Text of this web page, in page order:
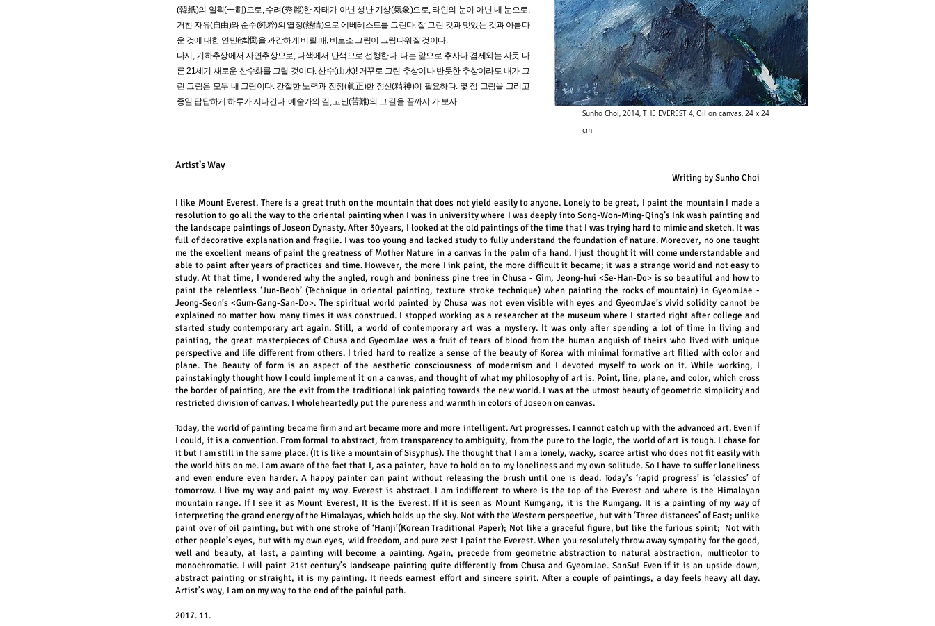
(韓紙)의 일획(一劃)으로, 수려(秀麗)한 자태가 아닌 성난 기상(氣象)으로, 타인의 눈이 아닌 내 눈으로,
거친 자유(自由)와 순수(純粹)의 열정(熱情)으로 에베레스트를 그린다. 잘 그린 것과 멋있는 것과 아름다
운 것에 대한 연민(憐憫)을 과감하게 버릴 때, 비로소 그림이 그림다워질 것이다.
다시, 기하추상에서 자연추상으로, 다색에서 단색으로 선행한다. 나는 앞으로 추사나 겸제와는 사뭇 다
른 21세기 새로운 산수화를 그릴 것이다. 산수(山水)! 거꾸로 그린 추상이나 반듯한 추상이라도 내가 그
린 그림은 모두 내 그림이다. 간절한 노력과 진정(眞正)한 정신(精神)이 필요하다. 몇 점 그림을 그리고
종일 답답하게 하루가 지나간다. 예술가의 길, 고난(苦難)의 그 길을 끝까지 가 보자.
Artist’s Way
Writing by Sunho Choi
I like Mount Everest. There is a great truth on the mountain that does not yield easily to anyone. Lonely to be great, I paint the mountain I made a
resolution to go all the way to the oriental painting when I was in university where I was deeply into Song-Won-Ming-Qing’s Ink wash painting and
the landscape paintings of Joseon Dynasty. After 30years, I looked at the old paintings of the time that I was trying hard to mimic and sketch. It was
full of decorative explanation and fragile. I was too young and lacked study to fully understand the foundation of nature. Moreover, no one taught
me the excellent means of paint the greatness of Mother Nature in a canvas in the palm of a hand. I just thought it will come understandable and
able to paint after years of practices and time. However, the more I ink paint, the more difficult it became; it was a strange world and not easy to
study. At that time, I wondered why the angled, rough and boniness pine tree in Chusa - Gim, Jeong-hui <Se-Han-Do> is so beautiful and how to
paint the relentless ‘Jun-Beob’ (Technique in oriental painting, texture stroke technique) when painting the rocks of mountain) in GyeomJae -
Jeong-Seon’s <Gum-Gang-San-Do>. The spiritual world painted by Chusa was not even visible with eyes and GyeomJae’s vivid solidity cannot be
explained no matter how many times it was construed. I stopped working as a researcher at the museum where I started right after college and
started study contemporary art again. Still, a world of contemporary art was a mystery. It was only after spending a lot of time in living and
painting, the great masterpieces of Chusa and GyeomJae was a fruit of tears of blood from the human anguish of theirs who lived with unique
perspective and life different from others. I tried hard to realize a sense of the beauty of Korea with minimal formative art filled with color and
plane. The Beauty of form is an aspect of the aesthetic consciousness of modernism and I devoted myself to work on it. While working, I
painstakingly thought how I could implement it on a canvas, and thought of what my philosophy of art is. Point, line, plane, and color, which cross
the border of painting, are the exit from the traditional ink painting towards the new world. I was at the utmost beauty of geometric simplicity and
restricted division of canvas. I wholeheartedly put the pureness and warmth in colors of Joseon on canvas.
Today, the world of painting became firm and art became more and more intelligent. Art progresses. I cannot catch up with the advanced art. Even if
I could, it is a convention. From formal to abstract, from transparency to ambiguity, from the pure to the logic, the world of art is tough. I chase for
it but I am still in the same place. (It is like a mountain of Sisyphus). The thought that I am a lonely, wacky, scarce artist who does not fit easily with
the world hits on me. I am aware of the fact that I, as a painter, have to hold on to my loneliness and my own solitude. So I have to suffer loneliness
and even endure even harder. A happy painter can paint without releasing the brush until one is dead. Today’s ‘rapid progress’ is ‘classics’ of
tomorrow. I live my way and paint my way. Everest is abstract. I am indifferent to where is the top of the Everest and where is the Himalayan
mountain range. If I see it as Mount Everest, It is the Everest. If it is seen as Mount Kumgang, it is the Kumgang. It is a painting of my way of
interpreting the grand energy of the Himalayas, which holds up the sky. Not with the Western perspective, but with ‘Three distances’ of East; unlike
paint over of oil painting, but with one stroke of ‘Hanji’(Korean Traditional Paper); Not like a graceful figure, but like the furious spirit; Not with
other people’s eyes, but with my own eyes, wild freedom, and pure zest I paint the Everest. When you resolutely throw away sympathy for the good,
well and beauty, at last, a painting will become a painting.Again, precede from geometric abstraction to natural abstraction, multicolor to
monochromatic. I will paint 21st century’s landscape painting quite differently from Chusa and GyeomJae. SanSu! Even if it is an upside-down,
abstract painting or straight, it is my painting. It needs earnest effort and sincere spirit. After a couple of paintings, a day feels heavy all day.
Artist’s way, I am on my way to the end of the painful path.
2017. 11.
Sunho Choi, 2014, THE EVEREST 4, Oil on canvas, 24 x 24
cm